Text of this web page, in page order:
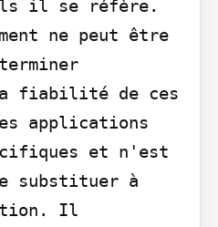
il se réfère.
ne peut être
fiabilité de ces
applications
et n'est
substituer à
Il